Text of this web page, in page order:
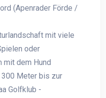
(Apenrader Förde /
mit viele
oder
mit dem Hund
Meter bis zur
Golfklub -